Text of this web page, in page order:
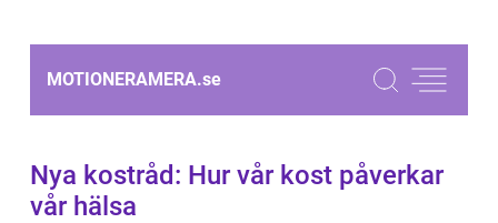
MOTIONERAMERA.se
Nya kostråd: Hur vår kost påverkar
vår hälsa